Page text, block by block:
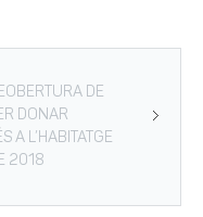
DE
DONAR
A L’HABITATGE
2018